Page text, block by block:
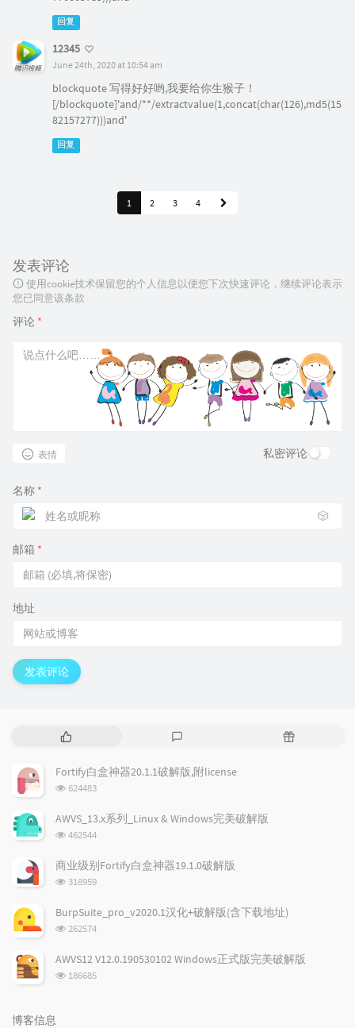
回复
12345
June 24th, 2020 at 10:54 am
blockquote 写得好好哟,我要给你生猴子！
[/blockquote]'and/**/extractvalue(1,concat(char(126),md5(15
82157277)))and'
回复
1 2 3 4
发表评论
使用cookie技术保留您的个人信息以便您下次快速评论，继续评论表示
您已同意该条款
评论 *
表情 私密评论
名称 *
🎲
邮箱 *
地址
发表评论
热
文
章
评
随
Fortify白盒神器20.1.1破解版,附license
浏
次
数:
624483
AWVS_13.x系列_Linux & Windows完美破解版
浏
次
数:
462544
商业级别Fortify白盒神器19.1.0破解版
浏
次
数:
318959
BurpSuite_pro_v2020.1汉化+破解版(含下载地址)
浏
次
数:
262574
AWVS12 V12.0.190530102 Windows正式版完美破解版
浏
186685
博客信息